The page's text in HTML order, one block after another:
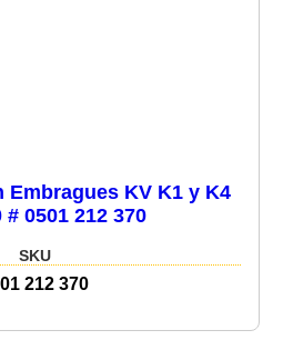
Embragues KV K1 y K4
# 0501 212 370
SKU
212 370